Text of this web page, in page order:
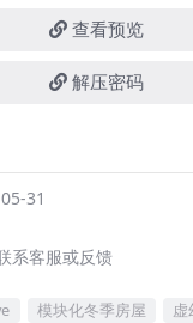
查看预览
解压密码
31
系客服或反馈
模块化冬季房屋 虚